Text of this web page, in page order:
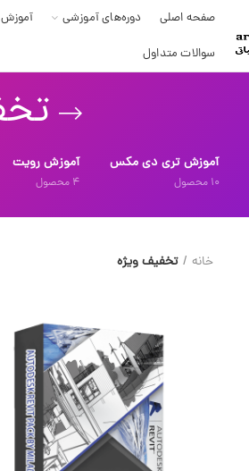
صفحه اصلی دوره‌های آموزشی آموزش
سوالات متداول
آموزش تری دی مکس
10 محصول
آموزش رویت
4 محصول
خانه تخفیف ویژه